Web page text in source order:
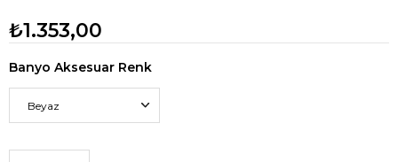
₺1.353,00
Banyo Aksesuar Renk